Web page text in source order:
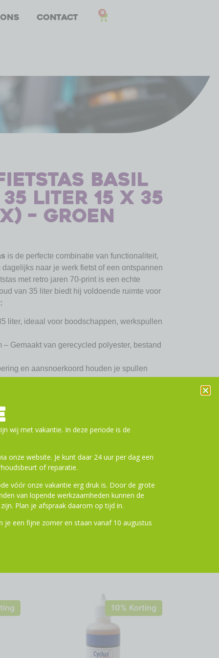
Contact 0
Basil
liter 15 x 35
– groen
is de perfecte combinatie van functionaliteit,
naar je werk fietst of een ontspannen
met retro jaren 70-print is een echte
van 35 liter biedt hij voldoende ruimte voor
liter, ideaal voor boodschappen, werkspullen
– Gemaakt van gerecycled polyester, bestand
en aansnoerkoord houden je spullen
– Geschikt voor MIK systeemdragers en
met diverse bagagedragers.
Met de Basil Flair dubbele fietstas kies je
oplossing voor al je fietsavonturen. Perfect
wil combineren!
10% Korting
wij met vakantie. In deze periode is de
onze website. Je kunt daar 24 uur per dag een
of reparatie.
vóór onze vakantie erg druk is. Door de grote
van lopende werkzaamheden kunnen de
Plan je afspraak daarom op tijd in.
je een fijne zomer en staan vanaf 10 augustus